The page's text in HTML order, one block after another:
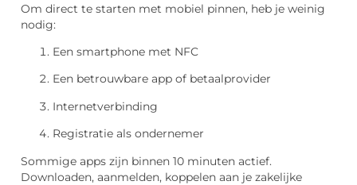
Om direct te starten met mobiel pinnen, heb je weinig
nodig:
Een smartphone met NFC
Een betrouwbare app of betaalprovider
Internetverbinding
Registratie als ondernemer
Sommige apps zijn binnen 10 minuten actief.
Downloaden, aanmelden, koppelen aan je zakelijke